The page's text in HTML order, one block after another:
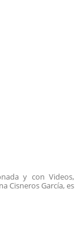
y con Videos,
Cisneros García, es